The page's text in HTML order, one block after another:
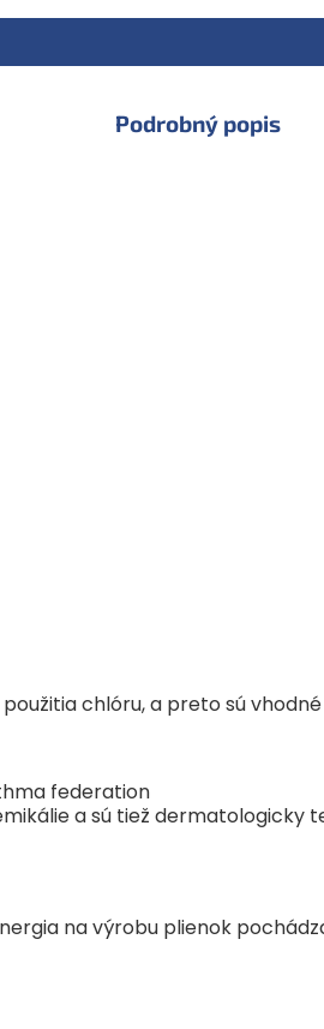
Podrobný popis
chlóru, a preto sú
a sú tiež dermatologicky
na výrobu plienok